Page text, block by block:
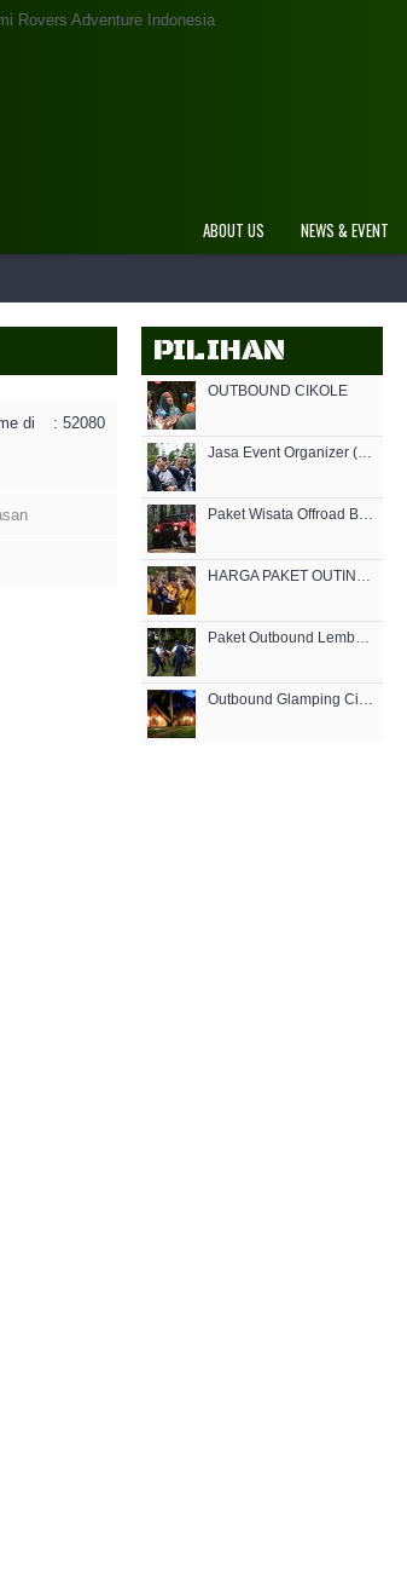
NEWS & EVENT
ABOUT US
PILIHAN
OUTBOUND CIKOLE
Jasa Event Organizer (EO) Grafika Cikole
Paket Wisata Offroad Bandung
HARGA PAKET OUTING OUTBOUND MURAH DI LEMBANG CIKOLE 2021
Paket Outbound Lembang Bandung
Outbound Glamping Cikole Lembang
: 52080
di